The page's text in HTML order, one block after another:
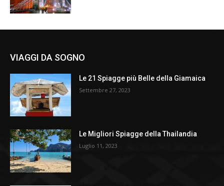
VIAGGI DA SOGNO
Le 21 Spiagge più Belle della Giamaica
Settembre 27, 2023
Le Migliori Spiagge della Thailandia
Luglio 11, 2023